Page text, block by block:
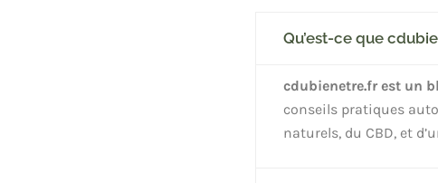
Qu’est-ce que
cdubienetre.fr est un
conseils pratiques
naturels, du CBD, et